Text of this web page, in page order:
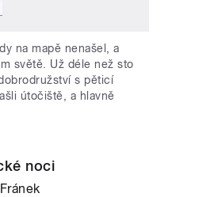
na mapě nenašel, a
světě. Už déle než sto
s pěticí
útočiště, a hlavně
noci